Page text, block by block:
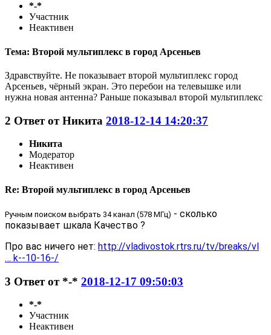
*-*
Участник
Неактивен
Тема: Второй мультиплекс в город Арсеньев
Здравствуйте. Не показывает второй мультиплекс город
Арсеньев, чёрный экран. Это перебои на телевышке или
нужна новая антенна? Раньше показывал второй мультиплекс
2 Ответ отНикита 2018-12-14 14:20:37
Никита
Модератор
Неактивен
Re: Второй мультиплекс в город Арсеньев
Ручным поиском выбрать 34 канал (578 МГц) - сколько
показывает шкала Качество ?
Про вас ничего нет: http://vladivostok.rtrs.ru/tv/breaks/vl
… k--10-16-/
3 Ответ от *-* 2018-12-17 09:50:03
*-*
Участник
Неактивен